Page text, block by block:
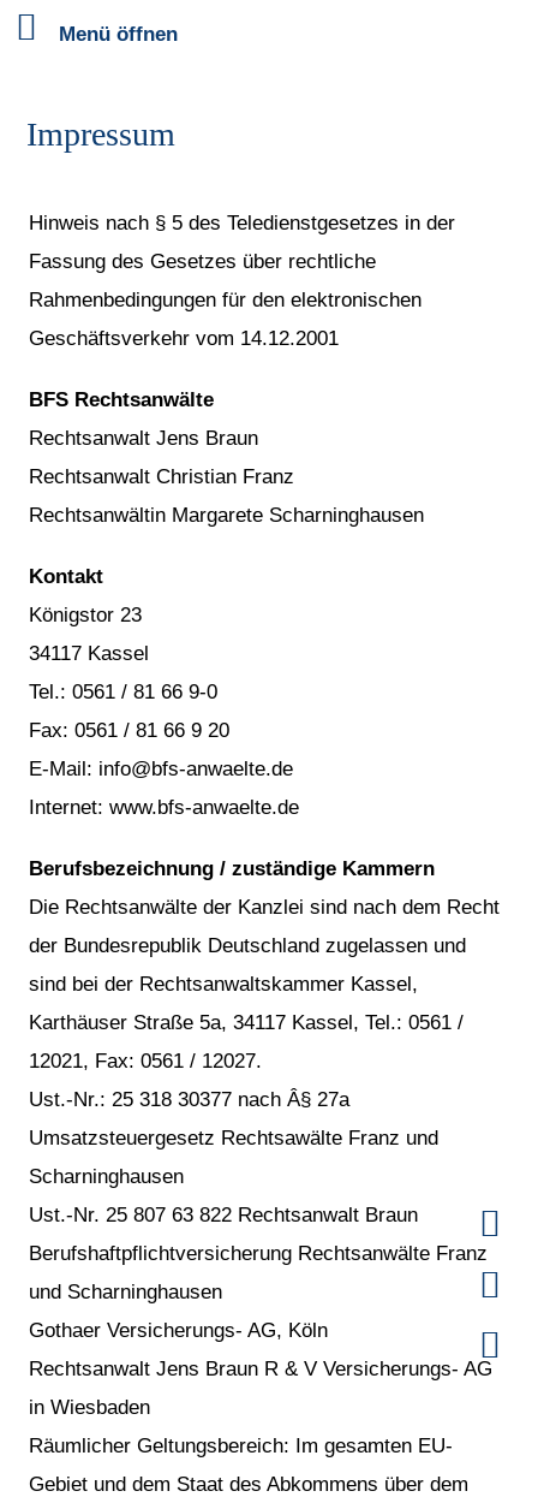
Menü öffnen
Impressum
Hinweis nach § 5 des Teledienstgesetzes in der
Fassung des Gesetzes über rechtliche
Rahmenbedingungen für den elektronischen
Geschäftsverkehr vom 14.12.2001
BFS Rechtsanwälte
Rechtsanwalt Jens Braun
Rechtsanwalt Christian Franz
Rechtsanwältin Margarete Scharninghausen
Kontakt
Königstor 23
34117 Kassel
Tel.: 0561 / 81 66 9-0
Fax: 0561 / 81 66 9 20
E-Mail: info@bfs-anwaelte.de
Internet: www.bfs-anwaelte.de
Berufsbezeichnung / zuständige Kammern
Die Rechtsanwälte der Kanzlei sind nach dem Recht
der Bundesrepublik Deutschland zugelassen und
sind bei der Rechtsanwaltskammer Kassel,
Karthäuser Straße 5a, 34117 Kassel, Tel.: 0561 /
12021, Fax: 0561 / 12027.
Ust.-Nr.: 25 318 30377 nach Â§ 27a
Umsatzsteuergesetz Rechtsawälte Franz und
Scharninghausen
Ust.-Nr. 25 807 63 822 Rechtsanwalt Braun
Berufshaftpflichtversicherung Rechtsanwälte Franz
und Scharninghausen
Gothaer Versicherungs- AG, Köln
Rechtsanwalt Jens Braun R & V Versicherungs- AG
in Wiesbaden
Räumlicher Geltungsbereich: Im gesamten EU-
Gebiet und dem Staat des Abkommens über dem